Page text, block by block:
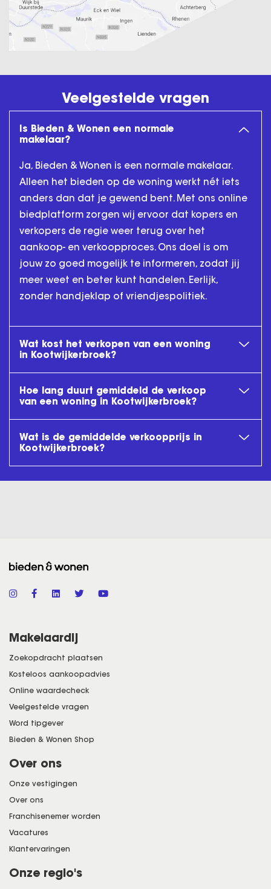
Veelgestelde vragen
Is Bieden & Wonen een normale
makelaar?
Ja, Bieden & Wonen is een normale makelaar.
Alleen het bieden op de woning werkt nét iets
anders dan dat je gewend bent. Met ons online
biedplatform zorgen wij ervoor dat kopers en
verkopers de regie weer terug over het
aankoop- en verkoopproces. Ons doel is om
jouw zo goed mogelijk te informeren, zodat jij
meer weet en beter kunt handelen. Eerlijk,
zonder handjeklap of vriendjespolitiek.
Wat kost het verkopen van een woning
in Kootwijkerbroek?
Hoe lang duurt gemiddeld de verkoop
van een woning in Kootwijkerbroek?
Wat is de gemiddelde verkoopprijs in
Kootwijkerbroek?
Makelaardij
Zoekopdracht plaatsen
Kosteloos aankoopadvies
Online waardecheck
Veelgestelde vragen
Word tipgever
Bieden & Wonen Shop
Over ons
Onze vestigingen
Over ons
Franchisenemer worden
Vacatures
Klantervaringen
Onze regio's